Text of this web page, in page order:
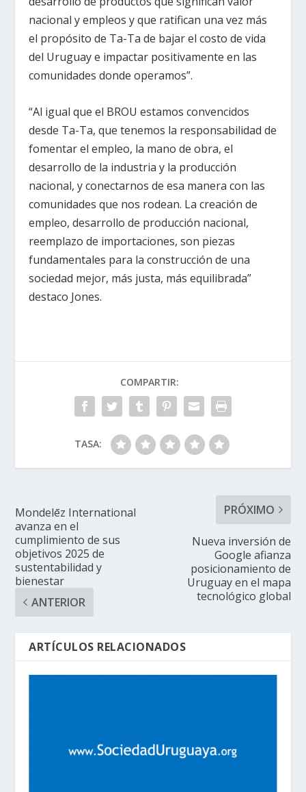
nacional y empleos y que ratifican una vez más
el propósito de Ta-Ta de bajar el costo de vida
del Uruguay e impactar positivamente en las
comunidades donde operamos”.
“Al igual que el BROU estamos convencidos
desde Ta-Ta, que tenemos la responsabilidad de
fomentar el empleo, la mano de obra, el
desarrollo de la industria y la producción
nacional, y conectarnos de esa manera con las
comunidades que nos rodean. La creación de
empleo, desarrollo de producción nacional,
reemplazo de importaciones, son piezas
fundamentales para la construcción de una
sociedad mejor, más justa, más equilibrada”
destaco Jones.
COMPARTIR:
TASA:
Mondelēz International
avanza en el
cumplimiento de sus
objetivos 2025 de
sustentabilidad y
bienestar
ANTERIOR
PRÓXIMO
Nueva inversión de
Google afianza
posicionamiento de
Uruguay en el mapa
tecnológico global
ARTÍCULOS RELACIONADOS